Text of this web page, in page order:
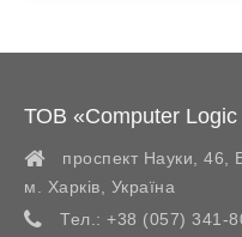
ТОВ «Computer Logic
проспект Науки, 46,
м. Харків
Україна
Тел.: +38 (057) 341-